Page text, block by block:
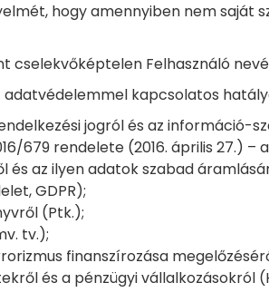
hogy amennyiben nem saját
cselekvőképtelen Felhasználó
kapcsolatos
jogról és az információ-
679 rendelete (2016. április 27.)
az ilyen adatok szabad
GDPR);
(Ptk.);
tv.);
finanszírozása
és a pénzügyi vállalkozásokról